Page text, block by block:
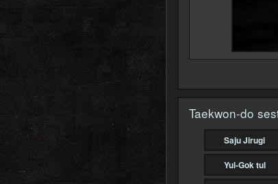
Taekwon-do
Saju Jirugi
Yul-Gok tul